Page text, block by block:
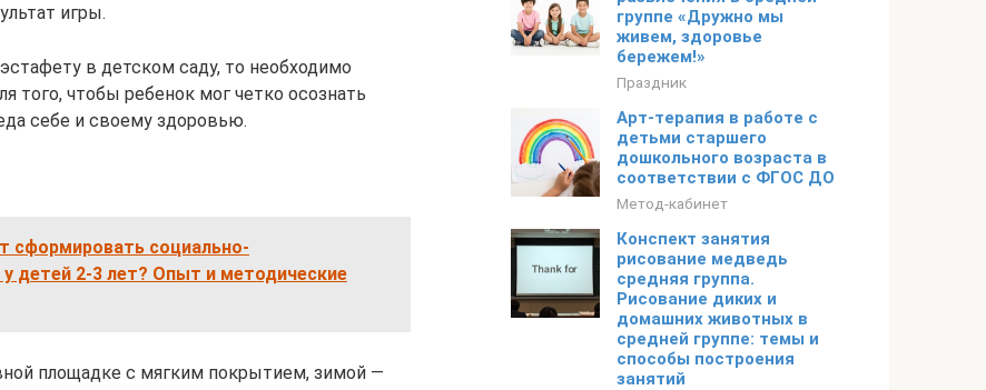
игры.
в детском саду, то необходимо
того, чтобы ребенок мог четко осознать
себе и своему здоровью.
сформировать социально-
детей 2-3 лет? Опыт и методические
площадке с мягким покрытием, зимой —
группе «Дружно мы
живем, здоровье
бережем!»
Праздник
Арт-терапия в работе с
детьми старшего
дошкольного возраста в
соответствии с ФГОС ДО
Метод-кабинет
Конспект занятия
рисование медведь
средняя группа.
Рисование диких и
домашних животных в
средней группе: темы и
способы построения
занятий